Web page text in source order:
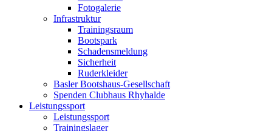
Fotogalerie
Infrastruktur
Trainingsraum
Bootspark
Schadensmeldung
Sicherheit
Ruderkleider
Basler Bootshaus-Gesellschaft
Spenden Clubhaus Rhyhalde
Leistungssport
Leistungssport
Trainingslager